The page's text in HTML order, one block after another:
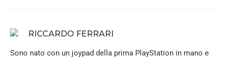
RICCARDO FERRARI
Sono nato con un joypad della prima PlayStation in mano e